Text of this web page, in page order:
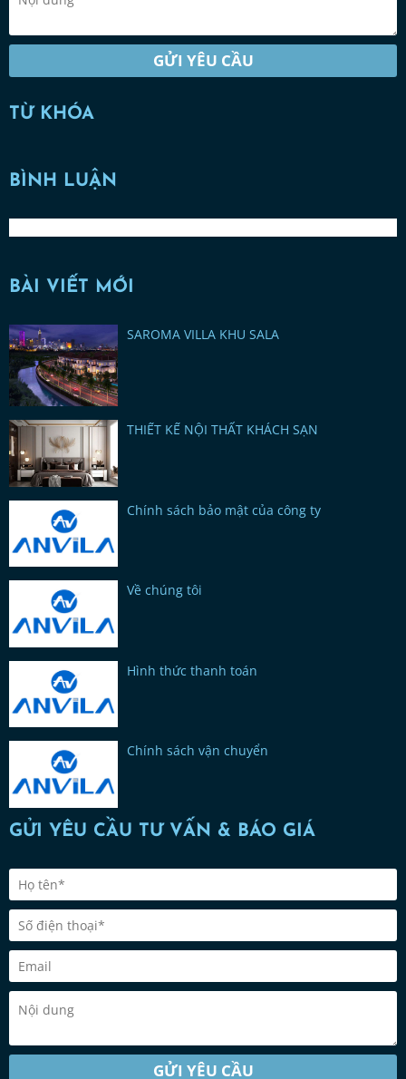
GỬI YÊU CẦU
TỪ KHÓA
BÌNH LUẬN
BÀI VIẾT MỚI
SAROMA VILLA KHU SALA
THIẾT KẾ NỘI THẤT KHÁCH SẠN
Chính sách bảo mật của công ty
Về chúng tôi
Hình thức thanh toán
Chính sách vận chuyển
GỬI YÊU CẦU TƯ VẤN & BÁO GIÁ
GỬI YÊU CẦU